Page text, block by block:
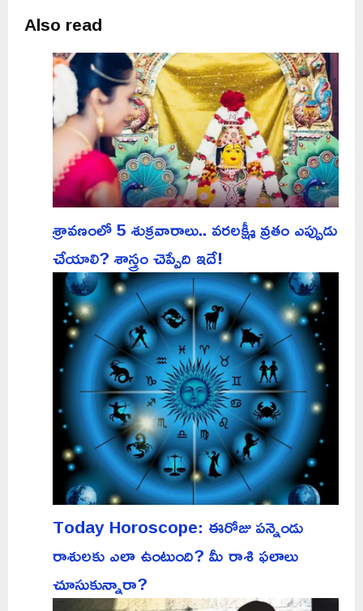
Also read
శ్రావణంలో 5 శుక్రవారాలు.. వరలక్ష్మీ వ్రతం ఎప్పుడు
చేయాలి? శాస్త్రం చెప్పేది ఇదే!
Today Horoscope: ఈరోజు పన్నెండు
రాశులకు ఎలా ఉంటుంది? మీ రాశి ఫలాలు
చూసుకున్నారా?